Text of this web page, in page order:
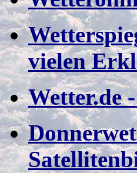
vielen
Wetter.de